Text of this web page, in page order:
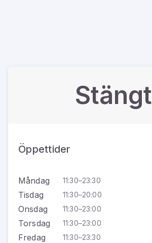
Stängt
Öppettider
Måndag 11:30–23:30
Tisdag 11:30–20:00
Onsdag 11:30–23:00
Torsdag 11:30–23:00
Fredag 11:30–23:30